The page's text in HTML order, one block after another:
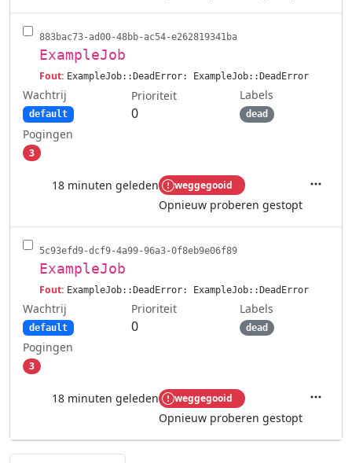
883bac73-ad00-48bb-ac54-e262819341ba
ExampleJob
Fout: ExampleJob::DeadError: ExampleJob::DeadError
Wachtrij
default
Prioriteit
0
Labels
dead
Pogingen
3
18 minuten geleden weggegooid
Opnieuw proberen gestopt
5c93efd9-dcf9-4a99-96a3-0f8eb9e06f89
ExampleJob
Fout: ExampleJob::DeadError: ExampleJob::DeadError
Wachtrij
default
Prioriteit
0
Labels
dead
Pogingen
3
18 minuten geleden weggegooid
Opnieuw proberen gestopt